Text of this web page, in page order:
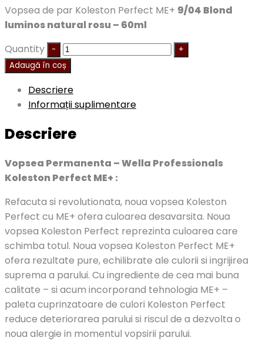
Vopsea de par Koleston Perfect ME+ 9/04 Blond
luminos natural rosu – 60ml
Quantity
Adaugă în coș
Descriere
Informații suplimentare
Descriere
Vopsea Permanenta – Wella Professionals
Koleston Perfect ME+ :
Refacuta si revolutionata, noua vopsea Koleston
Perfect cu ME+ ofera culoarea desavarsita. Noua
vopsea Koleston Perfect reprezinta culoarea care
schimba totul. Noua vopsea Koleston Perfect ME+
ofera rezultate pure, echilibrate ale culorii si ingrijirea
suprema a parului. Cu ingrediente de cea mai buna
calitate – si acum incorporand tehnologia ME+ –
paleta cuprinzatoare de culori Koleston Perfect
reduce deteriorarea parului si riscul de a dezvolta o
noua alergie in momentul vopsirii parului.